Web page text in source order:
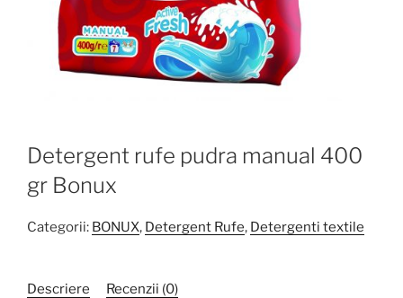
Detergent rufe pudra manual 400
gr Bonux
Categorii: BONUX, Detergent Rufe, Detergenti textile
Descriere Recenzii (0)